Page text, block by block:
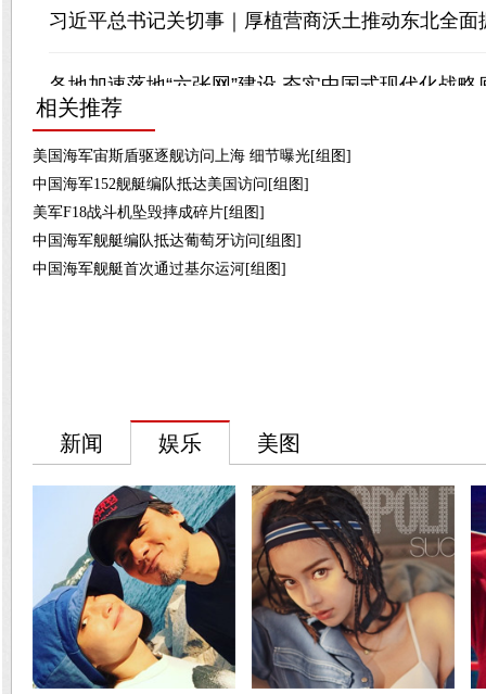
相关推荐
美国海军宙斯盾驱逐舰访问上海 细节曝光[组图]
中国海军152舰艇编队抵达美国访问[组图]
美军F18战斗机坠毁摔成碎片[组图]
中国海军舰艇编队抵达葡萄牙访问[组图]
中国海军舰艇首次通过基尔运河[组图]